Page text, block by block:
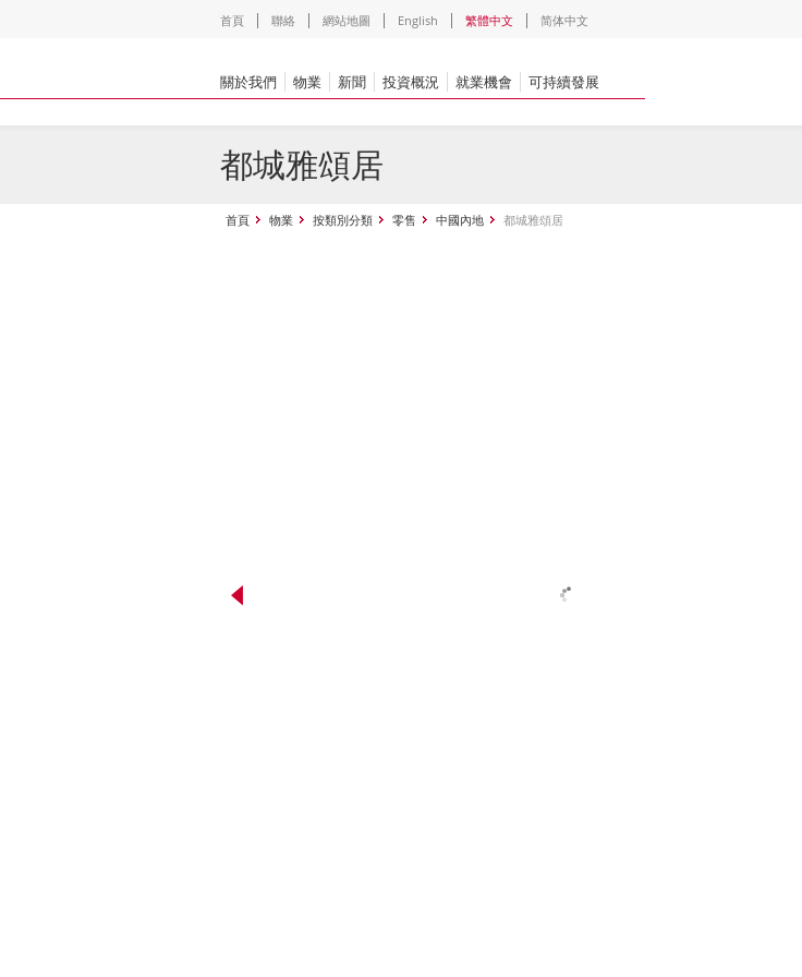
首頁 聯絡 網站地圖 English 繁體中文 简体中文
關於我們 物業 新聞 投資概況 就業機會 可持續發展
都城雅頌居
首頁 物業 按類別分類 零售 中國內地 都城雅頌居